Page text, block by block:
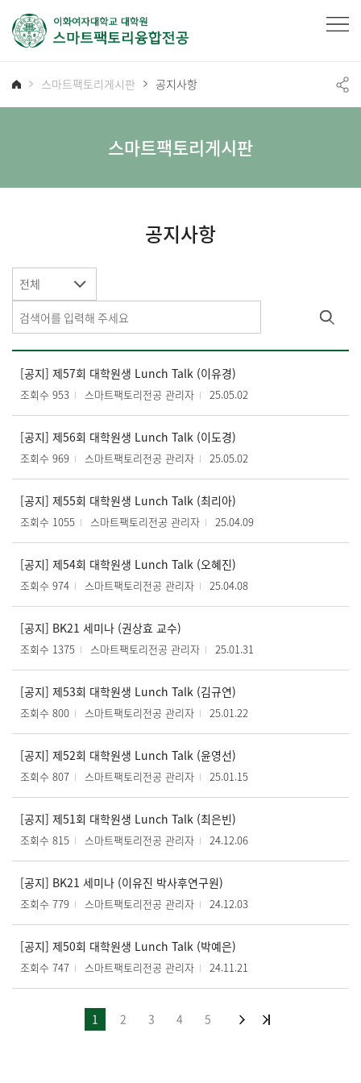
스마트팩토리게시판 공지사항
스마트팩토리게시판
공지사항
전체
[공지] 제57회 대학원생 Lunch Talk (이유경)
조회수 953 스마트팩토리전공 관리자 25.05.02
[공지] 제56회 대학원생 Lunch Talk (이도경)
조회수 969 스마트팩토리전공 관리자 25.05.02
[공지] 제55회 대학원생 Lunch Talk (최리아)
조회수 1055 스마트팩토리전공 관리자 25.04.09
[공지] 제54회 대학원생 Lunch Talk (오혜진)
조회수 974 스마트팩토리전공 관리자 25.04.08
[공지] BK21 세미나 (권상효 교수)
조회수 1375 스마트팩토리전공 관리자 25.01.31
[공지] 제53회 대학원생 Lunch Talk (김규연)
조회수 800 스마트팩토리전공 관리자 25.01.22
[공지] 제52회 대학원생 Lunch Talk (윤영선)
조회수 807 스마트팩토리전공 관리자 25.01.15
[공지] 제51회 대학원생 Lunch Talk (최은빈)
조회수 815 스마트팩토리전공 관리자 24.12.06
[공지] BK21 세미나 (이유진 박사후연구원)
조회수 779 스마트팩토리전공 관리자 24.12.03
[공지] 제50회 대학원생 Lunch Talk (박예은)
조회수 747 스마트팩토리전공 관리자 24.11.21
1 2 3 4 5